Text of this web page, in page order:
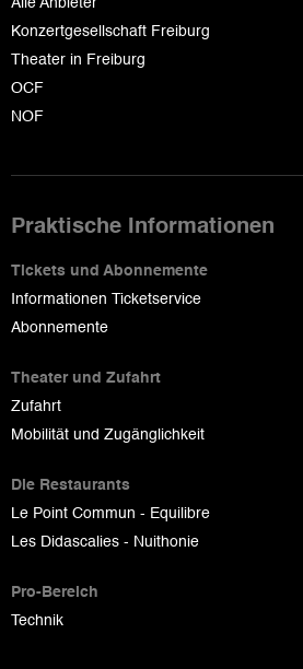
Konzertgesellschaft Freiburg
Theater in Freiburg
OCF
NOF
Praktische Informationen
Tickets und Abonnemente
Informationen Ticketservice
Abonnemente
Theater und Zufahrt
Zufahrt
Mobilität und Zugänglichkeit
Die Restaurants
Le Point Commun - Equilibre
Les Didascalies - Nuithonie
Pro-Bereich
Technik